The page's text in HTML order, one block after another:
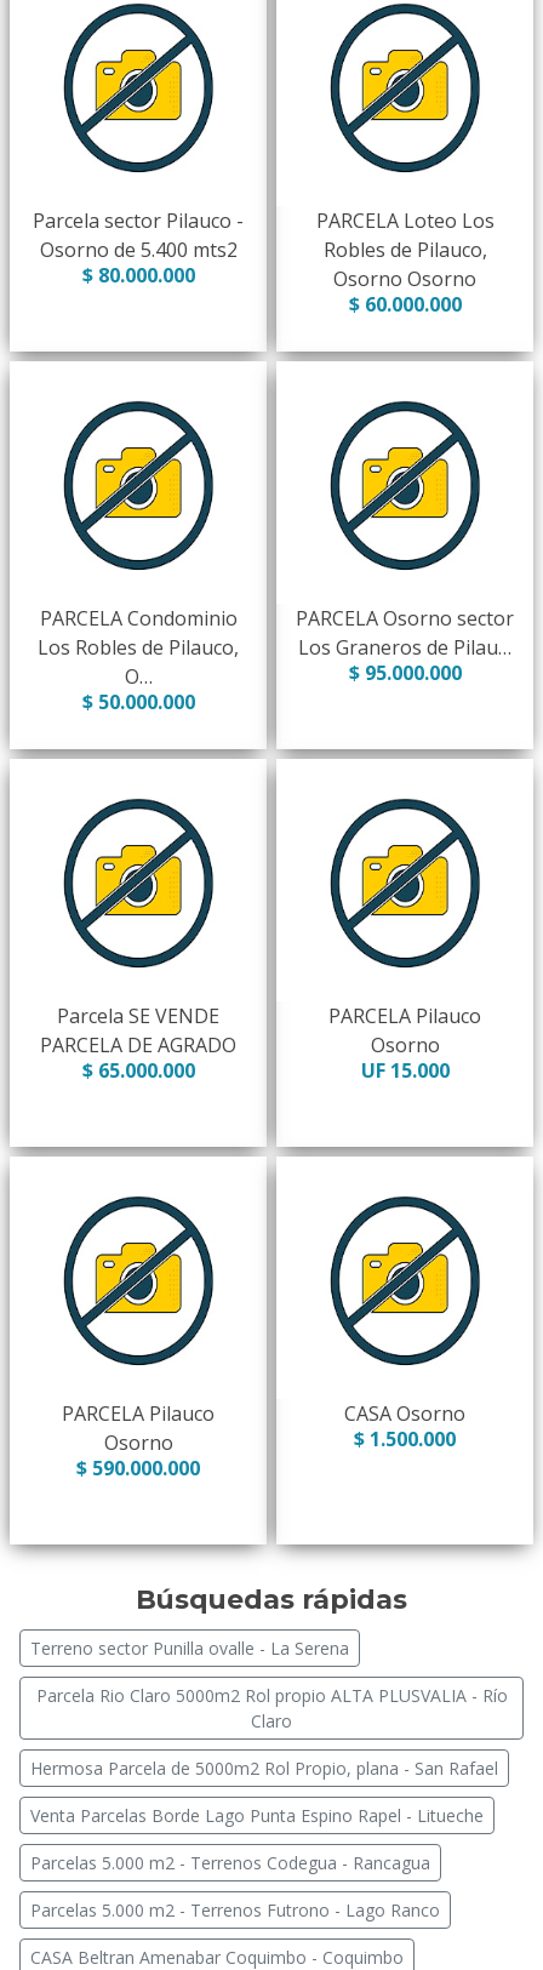
Parcela sector Pilauco -
Osorno de 5.400 mts2
$ 80.000.000
PARCELA Loteo Los
Robles de Pilauco,
Osorno Osorno
$ 60.000.000
PARCELA Condominio
Los Robles de Pilauco,
O…
$ 50.000.000
PARCELA Osorno sector
Los Graneros de Pilau…
$ 95.000.000
Parcela SE VENDE
PARCELA DE AGRADO
$ 65.000.000
PARCELA Pilauco
Osorno
UF 15.000
PARCELA Pilauco
Osorno
$ 590.000.000
CASA Osorno
$ 1.500.000
Búsquedas rápidas
Terreno sector Punilla ovalle - La Serena
Parcela Rio Claro 5000m2 Rol propio ALTA PLUSVALIA - Río
Claro
Hermosa Parcela de 5000m2 Rol Propio, plana - San Rafael
Venta Parcelas Borde Lago Punta Espino Rapel - Litueche
Parcelas 5.000 m2 - Terrenos Codegua - Rancagua
Parcelas 5.000 m2 - Terrenos Futrono - Lago Ranco
CASA Beltran Amenabar Coquimbo - Coquimbo